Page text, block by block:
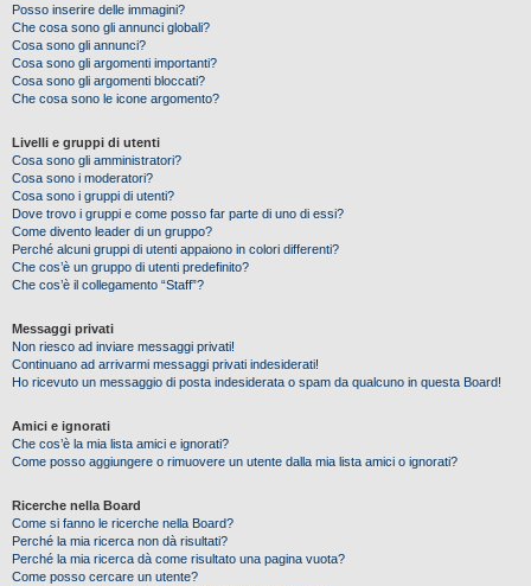
Posso inserire delle immagini?
Che cosa sono gli annunci globali?
Cosa sono gli annunci?
Cosa sono gli argomenti importanti?
Cosa sono gli argomenti bloccati?
Che cosa sono le icone argomento?
Livelli e gruppi di utenti
Cosa sono gli amministratori?
Cosa sono i moderatori?
Cosa sono i gruppi di utenti?
Dove trovo i gruppi e come posso far parte di uno di essi?
Come divento leader di un gruppo?
Perché alcuni gruppi di utenti appaiono in colori differenti?
Che cos’è un gruppo di utenti predefinito?
Che cos’è il collegamento “Staff”?
Messaggi privati
Non riesco ad inviare messaggi privati!
Continuano ad arrivarmi messaggi privati indesiderati!
Ho ricevuto un messaggio di posta indesiderata o spam da qualcuno in questa Board!
Amici e ignorati
Che cos’è la mia lista amici e ignorati?
Come posso aggiungere o rimuovere un utente dalla mia lista amici o ignorati?
Ricerche nella Board
Come si fanno le ricerche nella Board?
Perché la mia ricerca non dà risultati?
Perché la mia ricerca dà come risultato una pagina vuota?
Come posso cercare un utente?